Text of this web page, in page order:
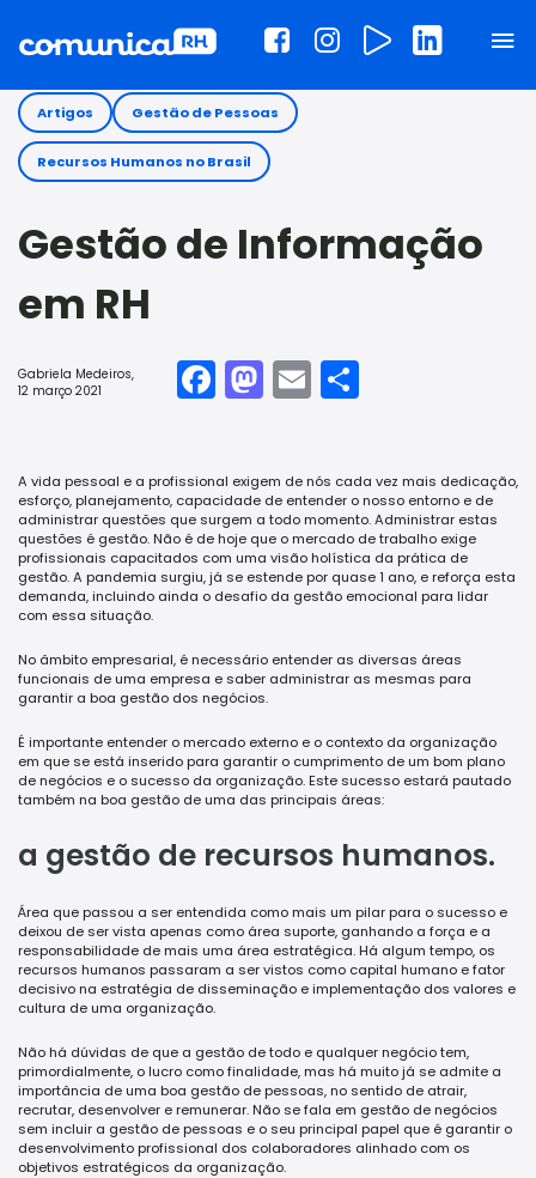
Artigos Gestão de Pessoas
Recursos Humanos no Brasil
Gestão de Informação
em RH
Gabriela Medeiros
12 março 2021
Facebook
Mastodon
EmailShare
A vida pessoal e a profissional exigem de nós cada vez mais dedicação,
esforço, planejamento, capacidade de entender o nosso entorno e de
administrar questões que surgem a todo momento. Administrar estas
questões é gestão. Não é de hoje que o mercado de trabalho exige
profissionais capacitados com uma visão holística da prática de
gestão. A pandemia surgiu, já se estende por quase 1 ano, e reforça esta
demanda, incluindo ainda o desafio da gestão emocional para lidar
com essa situação.
No âmbito empresarial, é necessário entender as diversas áreas
funcionais de uma empresa e saber administrar as mesmas para
garantir a boa gestão dos negócios.
É importante entender o mercado externo e o contexto da organização
em que se está inserido para garantir o cumprimento de um bom plano
de negócios e o sucesso da organização. Este sucesso estará pautado
também na boa gestão de uma das principais áreas:
a gestão de recursos humanos.
Área que passou a ser entendida como mais um pilar para o sucesso e
deixou de ser vista apenas como área suporte, ganhando a força e a
responsabilidade de mais uma área estratégica. Há algum tempo, os
recursos humanos passaram a ser vistos como capital humano e fator
decisivo na estratégia de disseminação e implementação dos valores e
cultura de uma organização.
Não há dúvidas de que a gestão de todo e qualquer negócio tem,
primordialmente, o lucro como finalidade, mas há muito já se admite a
importância de uma boa gestão de pessoas, no sentido de atrair,
recrutar, desenvolver e remunerar. Não se fala em gestão de negócios
sem incluir a gestão de pessoas e o seu principal papel que é garantir o
desenvolvimento profissional dos colaboradores alinhado com os
objetivos estratégicos da organização.